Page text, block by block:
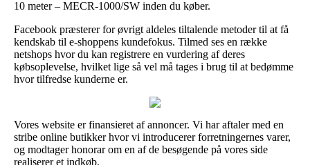
10 meter – MECR-1000/SW inden du køber.
Facebook præsterer for øvrigt aldeles tiltalende metoder til at få
kendskab til e-shoppens kundefokus. Tilmed ses en række
netshops hvor du kan registrere en vurdering af deres
købsoplevelse, hvilket lige så vel må tages i brug til at bedømme
hvor tilfredse kunderne er.
Vores website er finansieret af annoncer. Vi har aftaler med en
stribe online butikker hvor vi introducerer forretningernes varer,
og modtager honorar om en af de besøgende på vores side
realiserer et indkøb.